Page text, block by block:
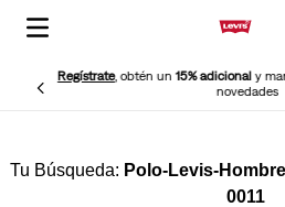
Regístrate, obtén un15% adicionaly
novedades
Polo-Levis-
0011